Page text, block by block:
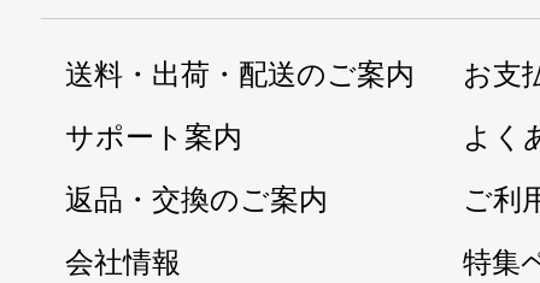
送料・出荷・配送のご案内
お支
サポート案内
よく
返品・交換のご案内
ご利
会社情報
特集